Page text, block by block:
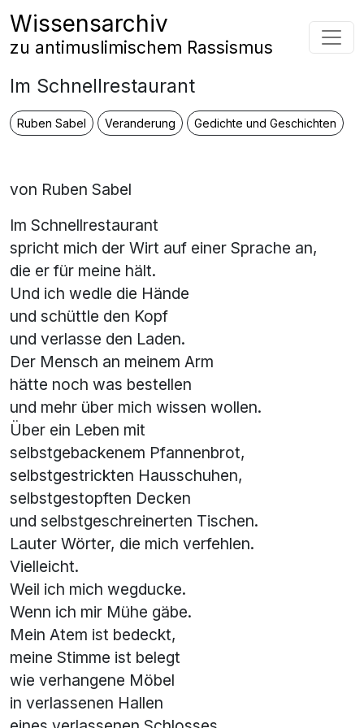
Zum Inhalt springen
Hauptnavigation
Wissensarchiv
zu antimuslimischem Rassismus
Im Schnellrestaurant
Ruben Sabel Veranderung Gedichte und Geschichten
von Ruben Sabel
Im Schnellrestaurant
spricht mich der Wirt auf einer Sprache an,
die er für meine hält.
Und ich wedle die Hände
und schüttle den Kopf
und verlasse den Laden.
Der Mensch an meinem Arm
hätte noch was bestellen
und mehr über mich wissen wollen.
Über ein Leben mit
selbstgebackenem Pfannenbrot,
selbstgestrickten Hausschuhen,
selbstgestopften Decken
und selbstgeschreinerten Tischen.
Lauter Wörter, die mich verfehlen.
Vielleicht.
Weil ich mich wegducke.
Wenn ich mir Mühe gäbe.
Mein Atem ist bedeckt,
meine Stimme ist belegt
wie verhangene Möbel
in verlassenen Hallen